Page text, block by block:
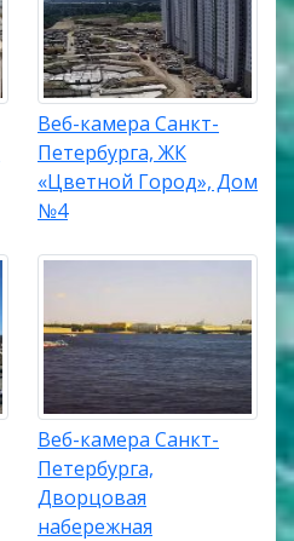
Веб-камера Санкт-
Петербурга, ЖК
«Цветной Город», Дом
№4
Веб-камера Санкт-
Петербурга,
Дворцовая
набережная